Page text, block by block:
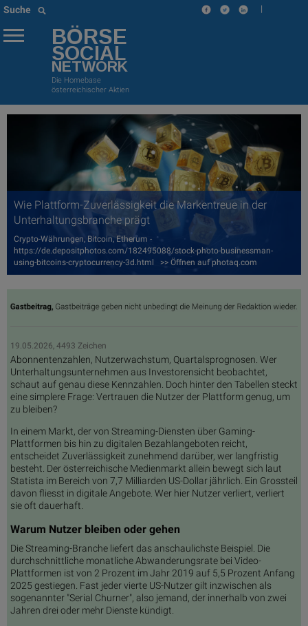
Suche |
BÖRSE
SOCIAL
NETWORK
Die Homebase
österreichischer Aktien
Wie Plattform-Zuverlässigkeit die Markentreue in der
Unterhaltungsbranche prägt
Crypto-Währungen, Bitcoin, Etherum -
https://de.depositphotos.com/182495088/stock-photo-businessman-
using-bitcoins-cryptocurrency-3d.html >> Öffnen auf photaq.com
19.05.2026, 4493 Zeichen
Abonnentenzahlen, Nutzerwachstum, Quartalsprognosen. Wer
Unterhaltungsunternehmen aus Investorensicht beobachtet,
schaut auf genau diese Kennzahlen. Doch hinter den Tabellen steckt
eine simplere Frage: Vertrauen die Nutzer der Plattform genug, um
zu bleiben?
In einem Markt, der von Streaming-Diensten über Gaming-
Plattformen bis hin zu digitalen Bezahlangeboten reicht,
entscheidet Zuverlässigkeit zunehmend darüber, wer langfristig
besteht. Der österreichische Medienmarkt allein bewegt sich laut
Statista im Bereich von 7,7 Milliarden US-Dollar jährlich. Ein Grossteil
davon fliesst in digitale Angebote. Wer hier Nutzer verliert, verliert
sie oft dauerhaft.
Warum Nutzer bleiben oder gehen
Die Streaming-Branche liefert das anschaulichste Beispiel. Die
durchschnittliche monatliche Abwanderungsrate bei Video-
Plattformen ist von 2 Prozent im Jahr 2019 auf 5,5 Prozent Anfang
2025 gestiegen. Fast jeder vierte US-Nutzer gilt inzwischen als
sogenannter "Serial Churner", also jemand, der innerhalb von zwei
Jahren drei oder mehr Dienste kündigt.